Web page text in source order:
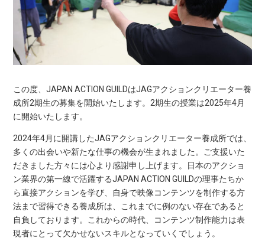
この度、JAPAN ACTION GUILDはJAGアクションクリエーター養
成所2期生の募集を開始いたします。2期生の授業は2025年4月
に開始いたします。
2024年4月に開講したJAGアクションクリエーター養成所では、
多くの出会いや新たな仕事の機会が生まれました。ご支援いた
だきました方々には心より感謝申し上げます。日本のアクショ
ン業界の第一線で活躍するJAPAN ACTION GUILDの理事たちか
ら直接アクションを学び、自身で映像コンテンツを制作する方
法まで習得できる養成所は、これまでに例のない存在であると
自負しております。これからの時代、コンテンツ制作能力は表
現者にとって欠かせないスキルとなっていくでしょう。